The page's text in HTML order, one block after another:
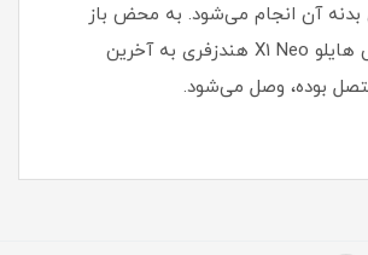
آن انجام می‌شود. به محض باز
کردن درب کیس هایلو X1 Neo هندزفری به آخرین
بوده، وصل می‌شود.